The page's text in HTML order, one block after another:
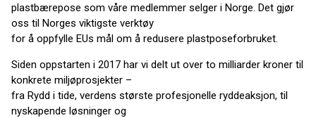
plastbærepose som våre medlemmer selger i Norge. Det gjør
oss til Norges viktigste verktøy
for å oppfylle EUs mål om å redusere plastposeforbruket.
Siden oppstarten i 2017 har vi delt ut over to milliarder kroner til
konkrete miljøprosjekter –
fra Rydd i tide, verdens største profesjonelle ryddeaksjon, til
nyskapende løsninger og